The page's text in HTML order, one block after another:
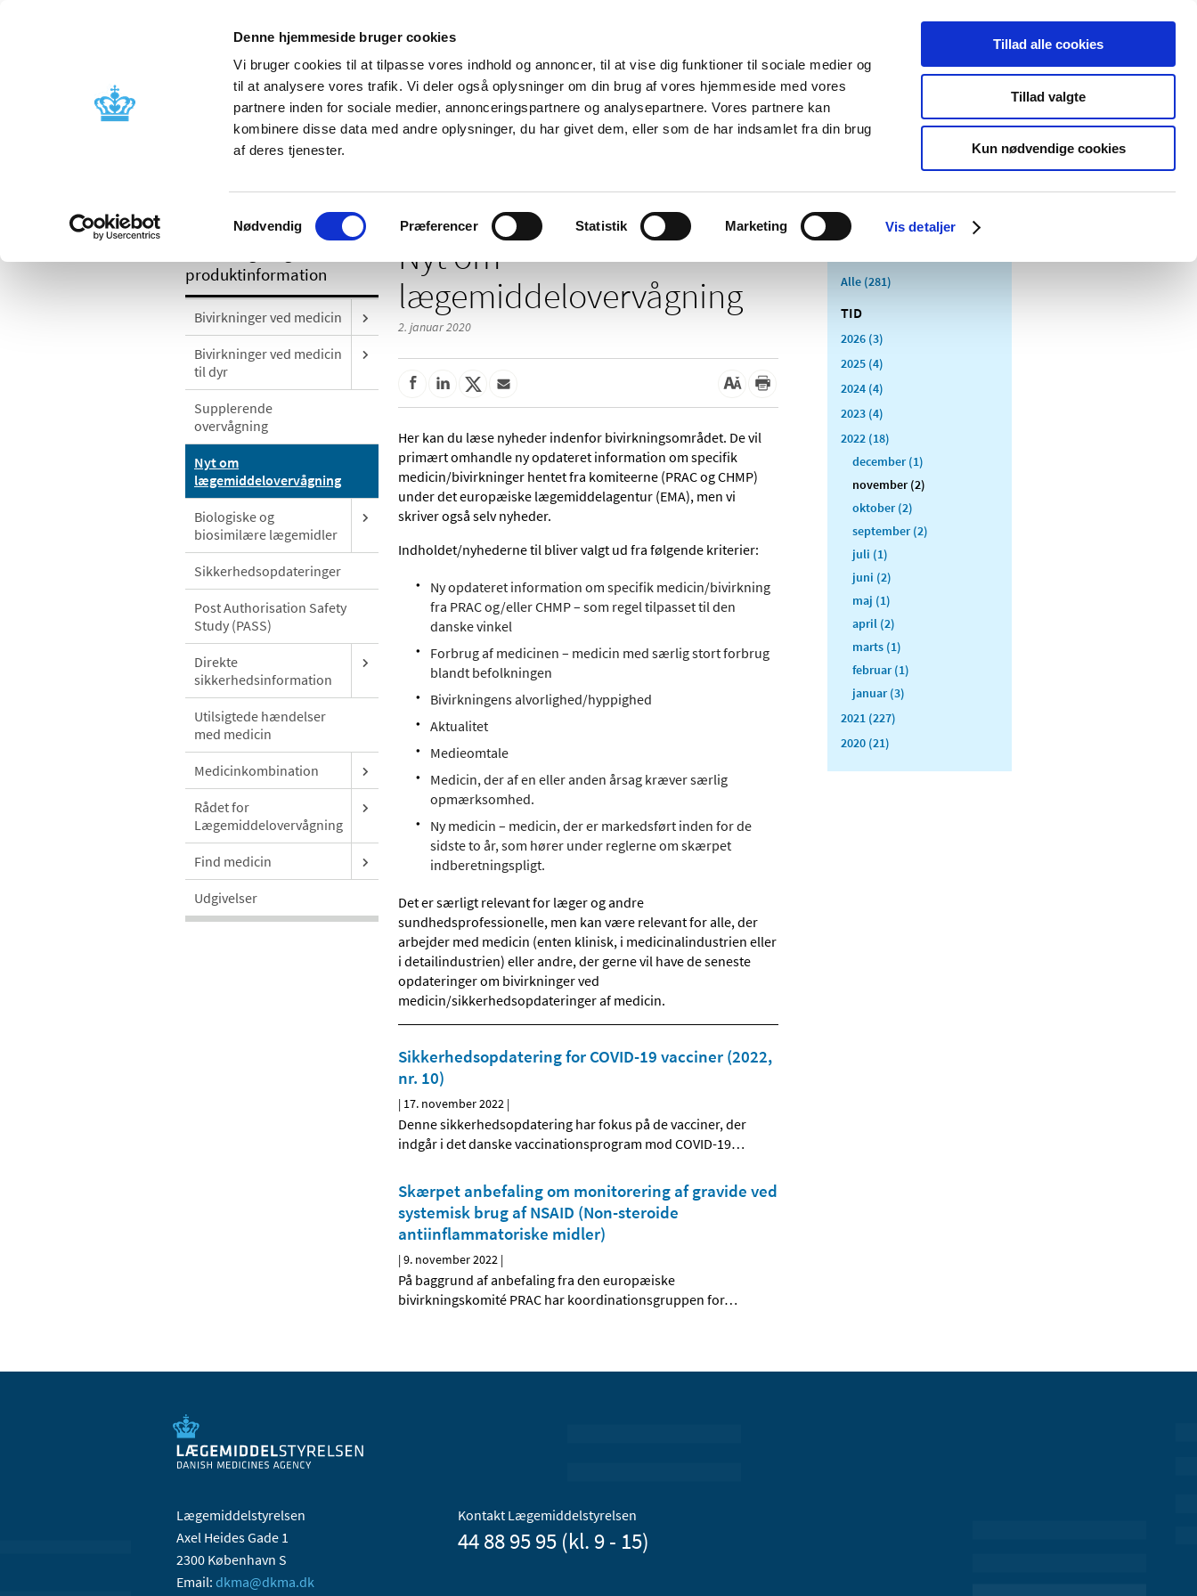
Denne hjemmeside bruger cookies
Vi bruger cookies til at tilpasse vores indhold og annoncer, til at vise dig funktioner til sociale medier og
til at analysere vores trafik. Vi deler også oplysninger om din brug af vores hjemmeside med vores
partnere inden for sociale medier, annonceringspartnere og analysepartnere. Vores partnere kan
kombinere disse data med andre oplysninger, du har givet dem, eller som de har indsamlet fra din brug
af deres tjenester.
Samtykkevalg
Nødvendig Præferencer Statistik Marketing Vis detaljer
Tillad alle cookies
Tillad valgte
Kun nødvendige cookies
Nyheder Om os Kontakt Udgivelser
Godkendelse og
Bivirkninger og
produktinformation
Tilskud og
Apoteker og salg af
Medicinsk
Særlige
produktområder
produktinformation
Bivirkninger ved medicin
Bivirkninger ved medicin
til dyr
Supplerende
overvågning
Nyt om
lægemiddelovervågning
Biologiske og
biosimilære lægemidler
Sikkerhedsopdateringer
Post Authorisation Safety
Study (PASS)
Direkte
sikkerhedsinformation
Utilsigtede hændelser
med medicin
Medicinkombination
Rådet for
Lægemiddelovervågning
Find medicin
Udgivelser
Nyt om
lægemiddelovervågning
2. januar 2020
Her kan du læse nyheder indenfor bivirkningsområdet. De vil
primært omhandle ny opdateret information om specifik
medicin/bivirkninger hentet fra komiteerne (PRAC og CHMP)
under det europæiske lægemiddelagentur (EMA), men vi
skriver også selv nyheder.
Indholdet/nyhederne til bliver valgt ud fra følgende kriterier:
Ny opdateret information om specifik medicin/bivirkning
fra PRAC og/eller CHMP – som regel tilpasset til den
danske vinkel
Forbrug af medicinen – medicin med særlig stort forbrug
blandt befolkningen
Bivirkningens alvorlighed/hyppighed
Aktualitet
Medieomtale
Medicin, der af en eller anden årsag kræver særlig
opmærksomhed.
Ny medicin – medicin, der er markedsført inden for de
sidste to år, som hører under reglerne om skærpet
indberetningspligt.
Det er særligt relevant for læger og andre
sundhedsprofessionelle, men kan være relevant for alle, der
arbejder med medicin (enten klinisk, i medicinalindustrien eller
i detailindustrien) eller andre, der gerne vil have de seneste
opdateringer om bivirkninger ved
medicin/sikkerhedsopdateringer af medicin.
Sikkerhedsopdatering for COVID-19 vacciner (2022,
nr. 10)
| 17. november 2022 |
Denne sikkerhedsopdatering har fokus på de vacciner, der
indgår i det danske vaccinationsprogram mod COVID-19…
Skærpet anbefaling om monitorering af gravide ved
systemisk brug af NSAID (Non-steroide
antiinflammatoriske midler)
|9. november 2022 |
På baggrund af anbefaling fra den europæiske
bivirkningskomité PRAC har koordinationsgruppen for…
Alle (281)
TID
2026 (3)
2025 (4)
2024 (4)
2023 (4)
2022 (18)
december (1)
november (2)
oktober (2)
september (2)
juli (1)
juni (2)
maj (1)
april (2)
marts (1)
februar (1)
januar (3)
2021 (227)
2020 (21)
Lægemiddelstyrelsen
Axel Heides Gade 1
2300 København S
Email: dkma@dkma.dk
Kontakt Lægemiddelstyrelsen
44 88 95 95 (kl. 9 - 15)